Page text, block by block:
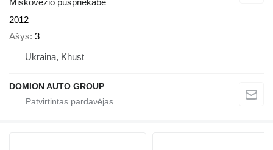
Miškovežio puspriekabė
2012
Ašys 3
Ukraina, Khust
DOMION AUTO GROUP